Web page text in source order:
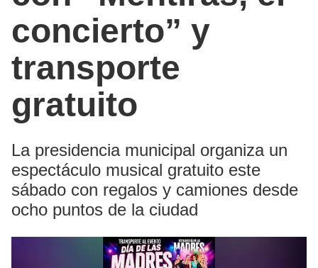
concierto” y
transporte
gratuito
La presidencia municipal organiza un
espectáculo musical gratuito este
sábado con regalos y camiones desde
ocho puntos de la ciudad